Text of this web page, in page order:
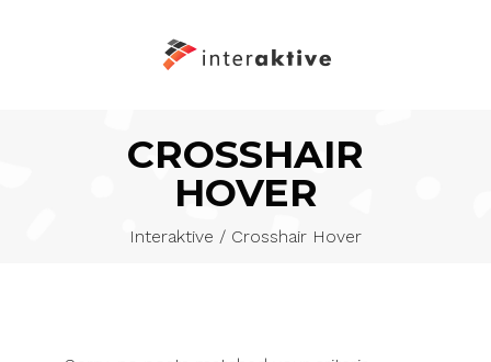
CROSSHAIR
HOVER
Interaktive / Crosshair Hover